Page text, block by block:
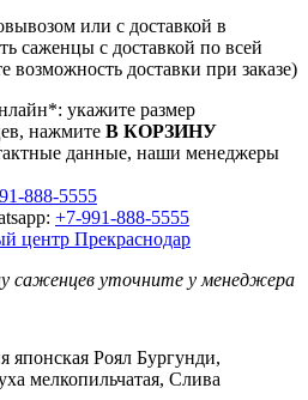
или с доставкой в
саженцы с доставкой по всей
доставки при заказе)
укажите размер
нажмите В КОРЗИНУ
данные, наши менеджеры
888-5555
+7-991-888-5555
центр Прекраснодар
саженцев уточните у менеджера
японская Роял Бургунди,
мелкопильчатая, Слива